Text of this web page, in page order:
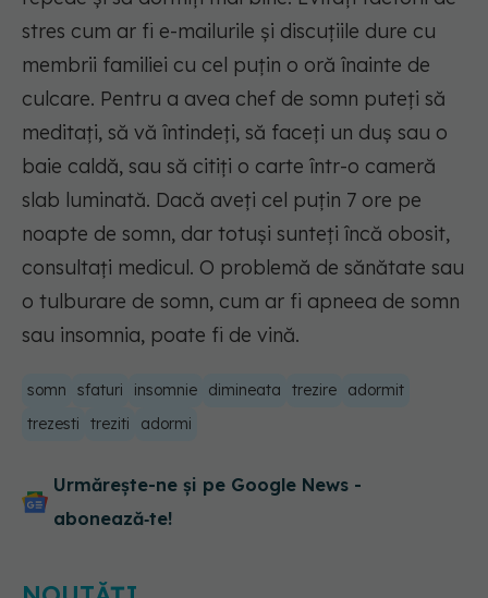
stres cum ar fi e-mailurile și discuțiile dure cu
membrii familiei cu cel puțin o oră înainte de
culcare. Pentru a avea chef de somn puteți să
meditați, să vă întindeți, să faceți un duș sau o
baie caldă, sau să citiți o carte într-o cameră
slab luminată. Dacă aveți cel puțin 7 ore pe
noapte de somn, dar totuși sunteți încă obosit,
consultați medicul. O problemă de sănătate sau
o tulburare de somn, cum ar fi apneea de somn
sau insomnia, poate fi de vină.
somn sfaturi insomnie dimineata trezire
adormit
trezesti
treziti adormi
Urmărește-ne și pe Google News -
abonează‑te!